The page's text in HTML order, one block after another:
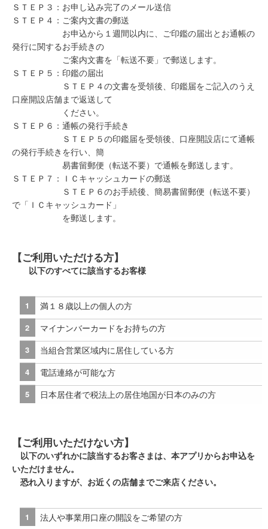
ＳＴＥＰ３：お申し込み完了のメール送信
ＳＴＥＰ４：ご案内文書の郵送
お申込から１週間以内に、ご印鑑の届出とお通帳の
発行に関するお手続きの
ご案内文書を「転送不要」で郵送します。
ＳＴＥＰ５：印鑑の届出
ＳＴＥＰ４の文書を受領後、印鑑届をご記入のうえ
口座開設店舗まで返送して
ください。
ＳＴＥＰ６：通帳の発行手続き
ＳＴＥＰ５の印鑑届を受領後、口座開設店にて通帳
の発行手続きを行い、簡
易書留郵便（転送不要）で通帳を郵送します。
ＳＴＥＰ７：ＩＣキャッシュカードの郵送
ＳＴＥＰ６のお手続後、簡易書留郵便（転送不要）
で「ＩＣキャッシュカード」
を郵送します。
【ご利用いただける方】
以下のすべてに該当するお客様
満１８歳以上の個人の方
マイナンバーカードをお持ちの方
当組合営業区域内に居住している方
電話連絡が可能な方
日本居住者で税法上の居住地国が日本のみの方
【ご利用いただけない方】
以下のいずれかに該当するお客さまは、本アプリからお申込を
いただけません。
恐れ入りますが、お近くの店舗までご来店ください。
法人や事業用口座の開設をご希望の方